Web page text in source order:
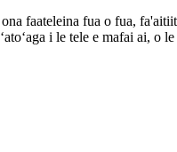
faateleina fua o fua,
i le tele e mafai ai, o le